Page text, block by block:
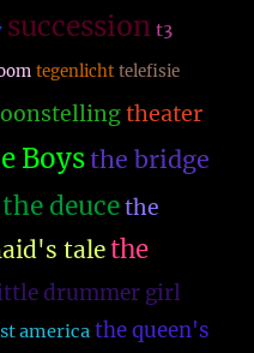
succession t3
tegenlicht telefisie
theater
Boysthe bridge
the deuce the
talethe
drummer girl
america the queen's